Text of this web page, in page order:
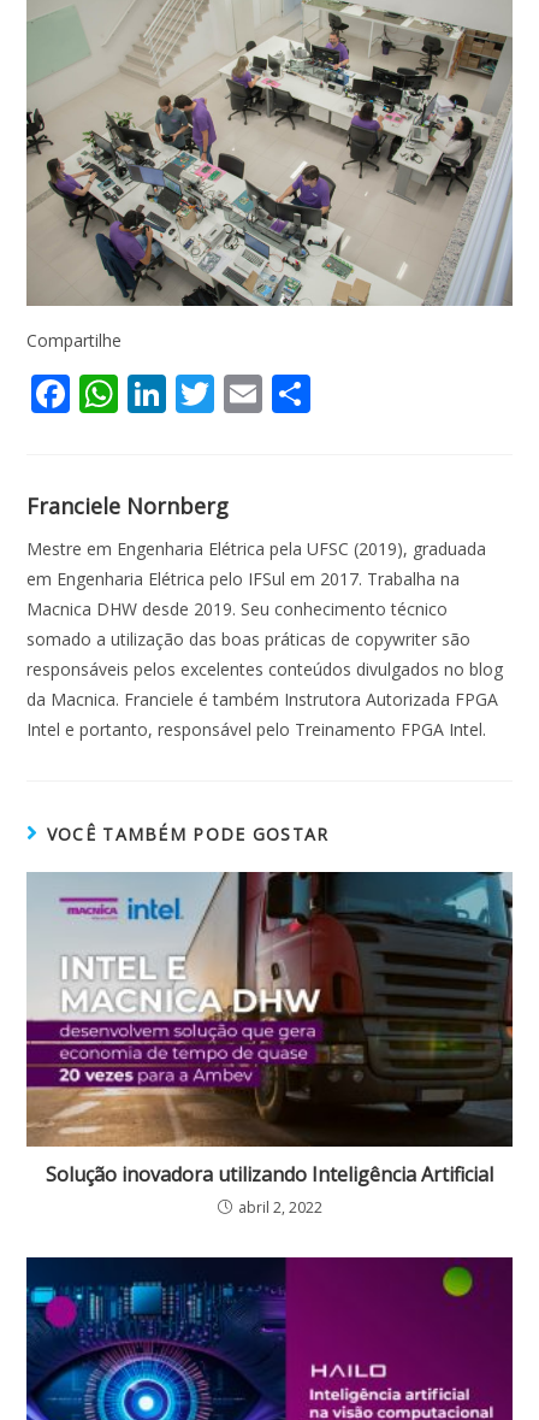
Compartilhe
F
b
o
o
k
W
s
A
p
p
Li
e
dI
n
T
er
E
Franciele Nornberg
Mestre em Engenharia Elétrica pela UFSC (2019), graduada
em Engenharia Elétrica pelo IFSul em 2017. Trabalha na
Macnica DHW desde 2019. Seu conhecimento técnico
somado a utilização das boas práticas de copywriter são
responsáveis pelos excelentes conteúdos divulgados no blog
da Macnica. Franciele é também Instrutora Autorizada FPGA
Intel e portanto, responsável pelo Treinamento FPGA Intel.
VOCÊ TAMBÉM PODE GOSTAR
Solução inovadora utilizando Inteligência Artificial
abril 2, 2022